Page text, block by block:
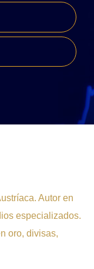
Autor en
especializados.
oro, divisas,